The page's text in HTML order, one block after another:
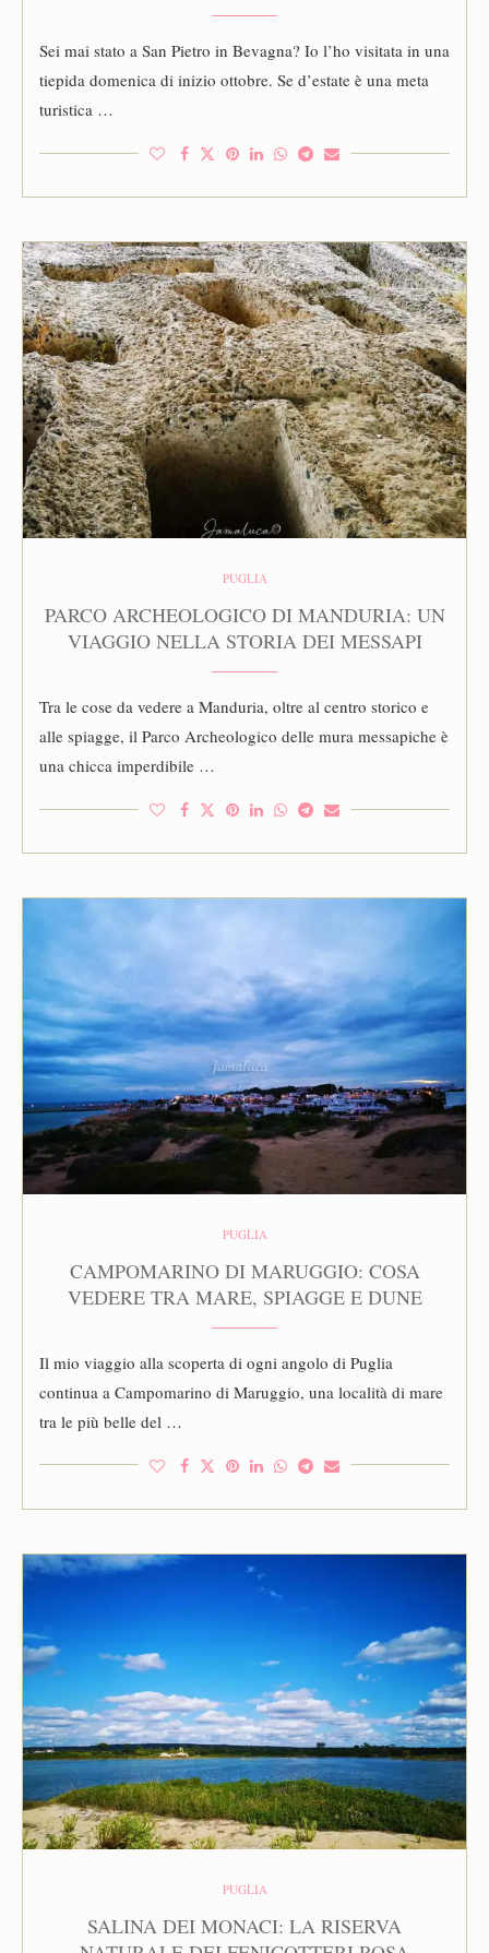
Sei mai stato a San Pietro in Bevagna? Io l’ho visitata in una
tiepida domenica di inizio ottobre. Se d’estate è una meta
turistica …
PUGLIA
PARCO ARCHEOLOGICO DI MANDURIA: UN
VIAGGIO NELLA STORIA DEI MESSAPI
Tra le cose da vedere a Manduria, oltre al centro storico e
alle spiagge, il Parco Archeologico delle mura messapiche è
una chicca imperdibile …
PUGLIA
CAMPOMARINO DI MARUGGIO: COSA
VEDERE TRA MARE, SPIAGGE E DUNE
Il mio viaggio alla scoperta di ogni angolo di Puglia
continua a Campomarino di Maruggio, una località di mare
tra le più belle del …
PUGLIA
SALINA DEI MONACI: LA RISERVA